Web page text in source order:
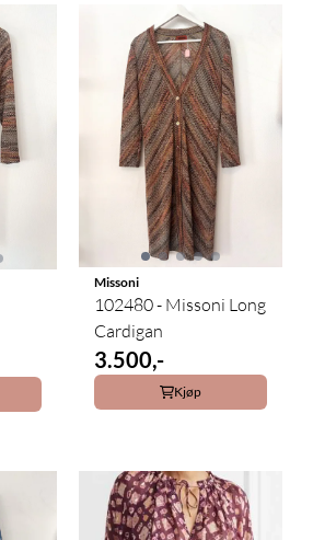
Missoni
102480 - Missoni Long
Cardigan
3.500,-
Kjøp